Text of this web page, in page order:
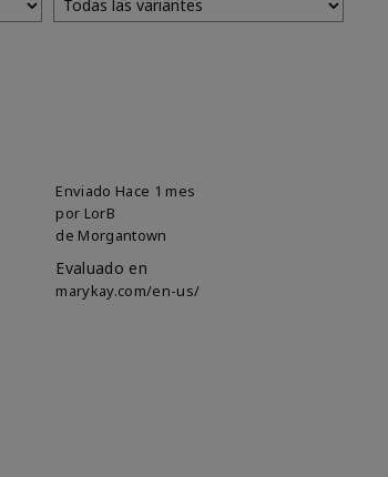
Enviado Hace 1 mes
por LorB
de Morgantown
Evaluado en
marykay.com/en-us/